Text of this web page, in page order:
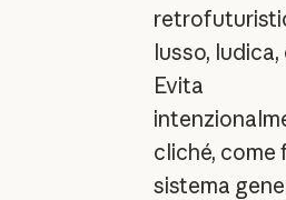
lusso, ludica,
Evita
cliché, come
sistema